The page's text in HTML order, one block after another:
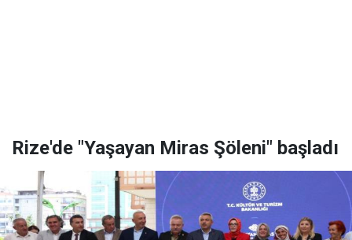
Rize'de "Yaşayan Miras Şöleni" başladı